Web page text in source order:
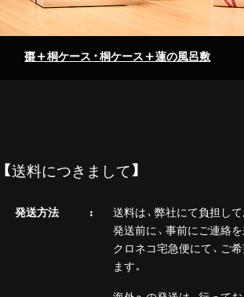
棗+桐ケース・桐ケース+蓮の風呂敷
【送料につきまして】
発送方法
送料は、弊社にて負担して
発送前に、事前にご連絡を
クロネコ宅急便にて、ご
ます。